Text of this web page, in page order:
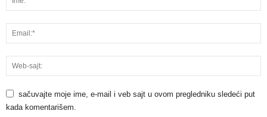
sačuvajte moje ime, e-mail i veb sajt u ovom pregledniku sledeći put
kada komentarišem.